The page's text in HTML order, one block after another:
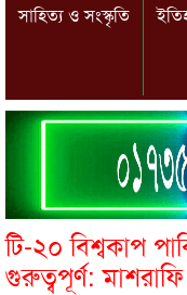
সাহিত্য ও সংস্কৃতি
টি-২০ বিশ্বকাপ
গুরুত্বপূর্ণ: মাশরাফি